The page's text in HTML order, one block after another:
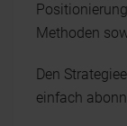
Methoden
Den
einfach